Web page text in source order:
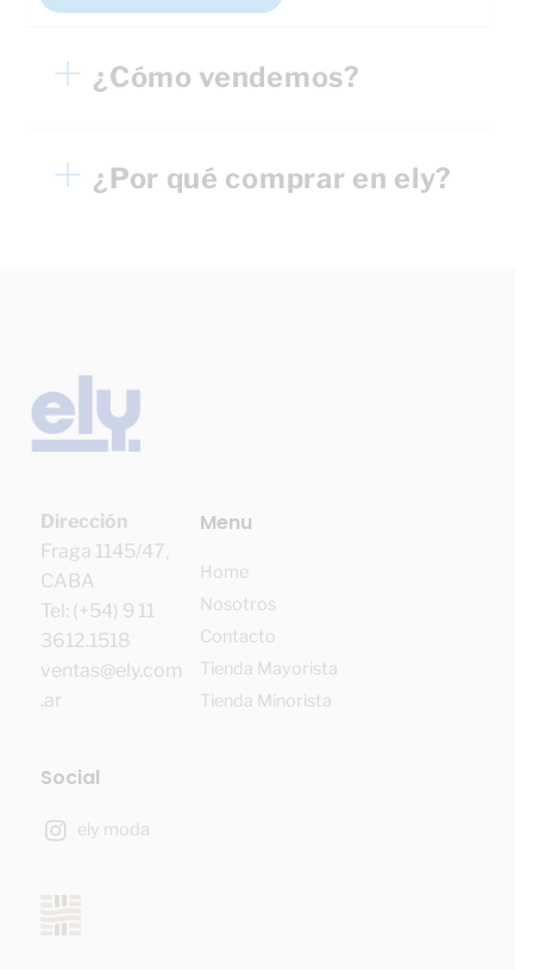
¿Cómo vendemos?
¿Por qué comprar en ely?
Dirección
Fraga 1145/47,
CABA
Tel: (+54) 9 11
3612.1518
ventas@ely.com
.ar
Menu
Home
Nosotros
Contacto
Tienda Mayorista
Tienda Minorista
Social
ely moda